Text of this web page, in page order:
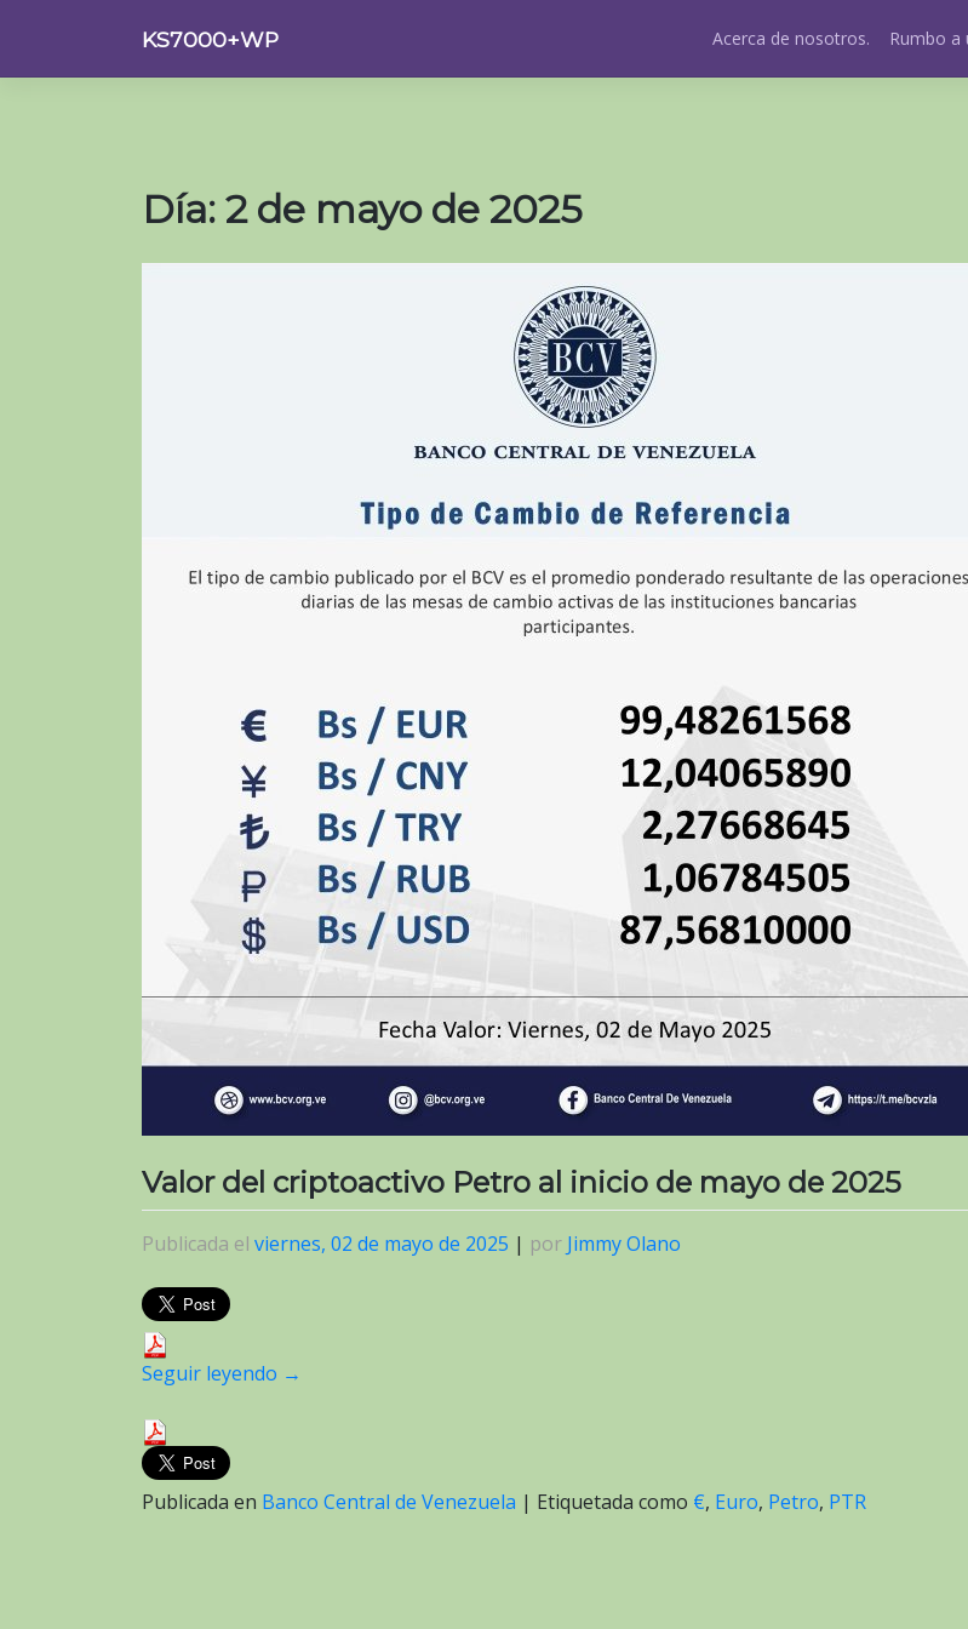
contenido
KS7000+WP Acerca de nosotros. Rumbo a
Día: 2 de mayo de 2025
Valor del criptoactivo Petro al inicio de mayo de 2025
Publicada el viernes, 02 de mayo de 2025 | por Jimmy Olano
Seguir leyendo →
Publicada en Banco Central de Venezuela | Etiquetada como €, Euro, Petro, PTR